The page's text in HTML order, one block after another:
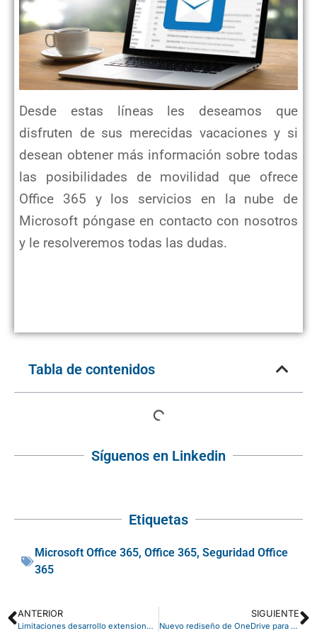
Desde estas líneas les deseamos que
disfruten de sus merecidas vacaciones y si
desean obtener más información sobre todas
las posibilidades de movilidad que ofrece
Office 365 y los servicios en la nube de
Microsoft póngase en contacto con nosotros
y le resolveremos todas las dudas.
Tabla de contenidos
Síguenos en Linkedin
Etiquetas
Microsoft Office 365, Office 365, Seguridad Office
365
ANTERIOR
Limitaciones desarrollo extensiones 2.0 en Lenguaje AL
SIGUIENTE
Nuevo rediseño de OneDrive para iOS y Android